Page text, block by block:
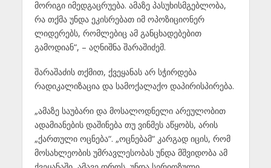
მორიგი იმედგაცრუება. ამაზე პასუხისმგებლობა,
რა თქმა უნდა ეკისრებათ იმ ოპოზიციონერ
ლიდერებს, რომლებიც ამ განცხადებებით
გამოდიან“, – აღნიშნა შარაშიძემ.
შარაშაძის თქმით, ქვეყანას არ სჭირდება
რადიკალიზაცია და სამოქალაქო დაპირისპირება.
„ამაზე საუბარი და მოსალოდნელი არეულობით
ადამიანების დაშინება თუ ვინმეს აწყობს, არის
„ქართული ოცნება“. „ოცნებამ“ კარგად იცის, რომ
მოსახლეობის უმრავლესობას უნდა მშვიდობა ამ